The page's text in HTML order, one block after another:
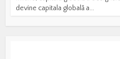
devine capitala globală a...